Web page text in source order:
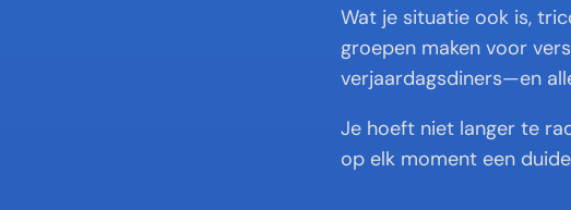
Wat je situatie ook is,
groepen maken voor
verjaardagsdiners—en
Je hoeft niet langer te
op elk moment een